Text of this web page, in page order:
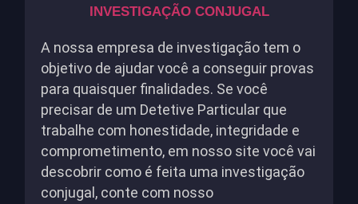
INVESTIGAÇÃO CONJUGAL
A nossa empresa de investigação tem o
objetivo de ajudar você a conseguir provas
para quaisquer finalidades. Se você
precisar de um Detetive Particular que
trabalhe com honestidade, integridade e
comprometimento, em nosso site você vai
descobrir como é feita uma investigação
conjugal, conte com nosso